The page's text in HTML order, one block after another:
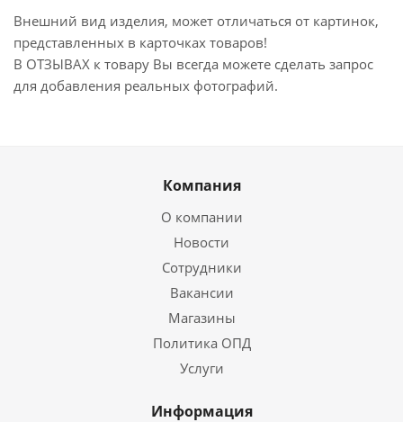
Внешний вид изделия, может отличаться от картинок,
представленных в карточках товаров!
В ОТЗЫВАХ к товару Вы всегда можете сделать запрос
для добавления реальных фотографий.
Компания
О компании
Новости
Сотрудники
Вакансии
Магазины
Политика ОПД
Услуги
Информация